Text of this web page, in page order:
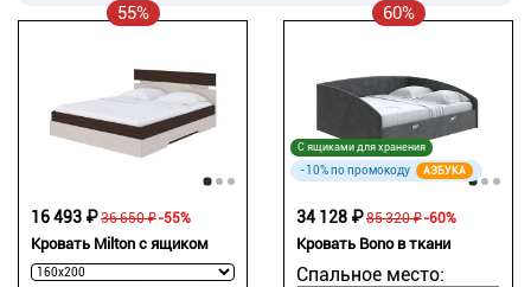
55%
Кровать Milton с ящиком
36 650 ₽
16 493 ₽ -55%
60%
С ящиками для хранения
-10% по промокоду АЗБУКА
Кровать Bono в ткани
Спальное место:
85 320 ₽
34 128 ₽ -60%